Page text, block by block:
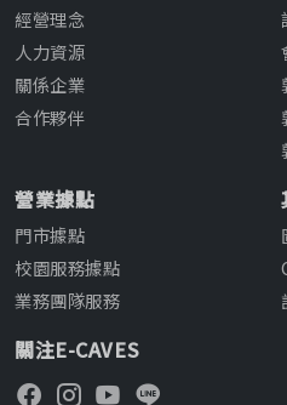
經營理念
人力資源
關係企業
合作夥伴
營業據點
門市據點
校園服務據點
業務團隊服務
關注E-CAVES